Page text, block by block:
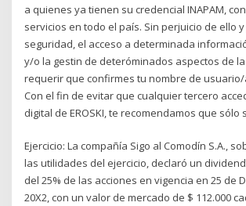
a quienes ya tienen su credencial INAPAM,
servicios en todo el país. Sin perjuicio de ello
seguridad, el acceso a determinada
y/o la gestin de deteróminados aspectos de
requerir que confirmes tu nombre de
Con el fin de evitar que cualquier tercero
digital de EROSKI, te recomendamos que sólo
Ejercicio: La compañía Sigo al Comodín S.A.,
las utilidades del ejercicio, declaró un
del 25% de las acciones en vigencia en 25 de
20X2, con un valor de mercado de $ 112.000